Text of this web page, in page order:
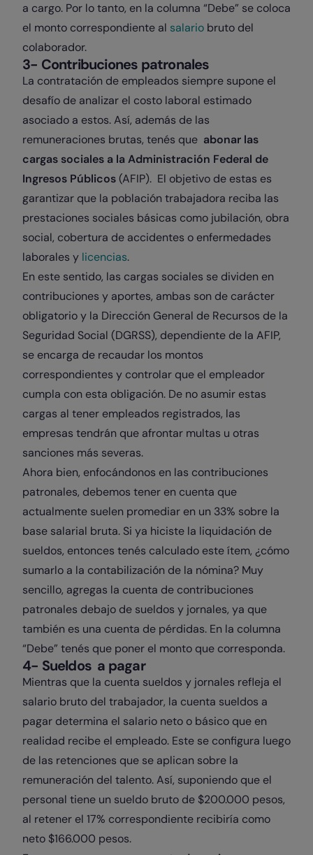
a cargo. Por lo tanto, en la columna “Debe” se coloca
el monto correspondiente al salario bruto del
colaborador.
3- Contribuciones patronales
La contratación de empleados siempre supone el
desafío de analizar el costo laboral estimado
asociado a estos. Así, además de las
remuneraciones brutas, tenés que abonar las
cargas sociales a la Administración Federal de
Ingresos Públicos (AFIP). El objetivo de estas es
garantizar que la población trabajadora reciba las
prestaciones sociales básicas como jubilación, obra
social, cobertura de accidentes o enfermedades
laborales y licencias.
En este sentido, las cargas sociales se dividen en
contribuciones y aportes, ambas son de carácter
obligatorio y la Dirección General de Recursos de la
Seguridad Social (DGRSS), dependiente de la AFIP,
se encarga de recaudar los montos
correspondientes y controlar que el empleador
cumpla con esta obligación. De no asumir estas
cargas al tener empleados registrados, las
empresas tendrán que afrontar multas u otras
sanciones más severas.
Ahora bien, enfocándonos en las contribuciones
patronales, debemos tener en cuenta que
actualmente suelen promediar en un 33% sobre la
base salarial bruta. Si ya hiciste la liquidación de
sueldos, entonces tenés calculado este ítem, ¿cómo
sumarlo a la contabilización de la nómina? Muy
sencillo, agregas la cuenta de contribuciones
patronales debajo de sueldos y jornales, ya que
también es una cuenta de pérdidas. En la columna
“Debe” tenés que poner el monto que corresponda.
4- Sueldos a pagar
Mientras que la cuenta sueldos y jornales refleja el
salario bruto del trabajador, la cuenta sueldos a
pagar determina el salario neto o básico que en
realidad recibe el empleado. Este se configura luego
de las retenciones que se aplican sobre la
remuneración del talento. Así, suponiendo que el
personal tiene un sueldo bruto de $200.000 pesos,
al retener el 17% correspondiente recibiría como
neto $166.000 pesos.